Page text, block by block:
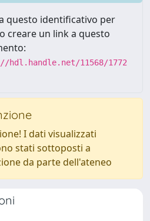
questo identificativo per
creare un link a questo
hdl.handle.net/11568/1772
I dati visualizzati
stati sottoposti a
da parte dell'ateneo